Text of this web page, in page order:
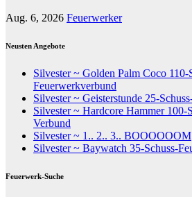
Aug. 6, 2026 Feuerwerker
Neusten Angebote
Silvester ~ Golden Palm Coco 110-
Feuerwerkverbund
Silvester ~ Geisterstunde 25-
Silvester ~ Hardcore Hammer 100-
Verbund
Silvester ~ 1.. 2.. 3.. BOOOOOOM
Silvester ~ Baywatch 35-Schuss-
Feuerwerk-Suche